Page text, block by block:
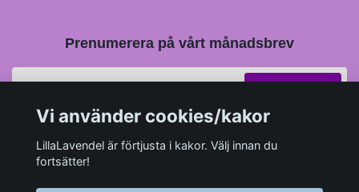
Prenumerera på vårt månadsbrev
Vi använder cookies/kakor
LillaLavendel är förtjusta i kakor. Välj innan du
fortsätter!